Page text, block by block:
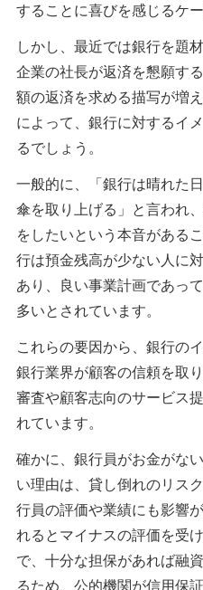
することに喜びを感じるケ
しかし、最近では銀行を題
企業の社長が返済を懇願す
額の返済を求める描写が増
によって、銀行に対するイ
るでしょう。
一般的に、「銀行は晴れた
傘を取り上げる」と言われ
をしたいという本音がある
行は預金残高が少ない人に
あり、良い事業計画であっ
多いとされています。
これらの要因から、銀行の
銀行業界が顧客の信頼を取
審査や顧客志向のサービス
れています。
確かに、銀行員がお金がな
い理由は、貸し倒れのリス
行員の評価や業績にも影響
れるとマイナスの評価を受
で、十分な担保があれば融
るため、公的機関が信用保